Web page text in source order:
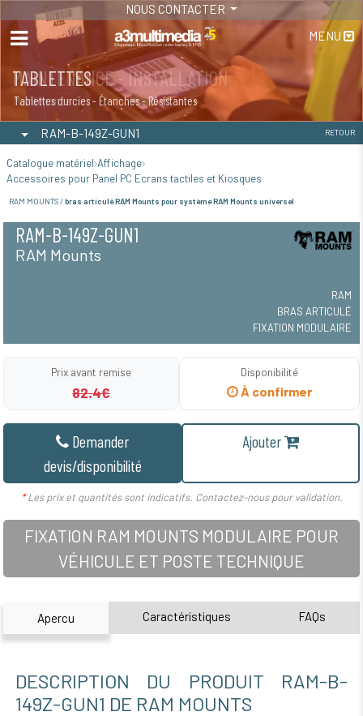
NOUS CONTACTER
MENU
MAINTENANCE - INSTALLATION
Maintenance
TABLETTES
Tablettes durcies - Étanches - Résistantes
RAM-B-149Z-GUN1 RETOUR
Catalogue matériel Affichage
Accessoires pour Panel PC Ecrans tactiles et Kiosques
RAM MOUNTS / bras articulé RAM Mounts pour système RAM Mounts universel
RAM-B-149Z-GUN1
RAM Mounts
RAM
BRAS ARTICULÉ
FIXATION MODULAIRE
Prix avant remise
82.4€
Disponibilité
À confirmer
Demander
devis/disponibilité
Ajouter
*Les prix et quantités sont indicatifs. Contactez-nous pour validation.
FIXATION RAM MOUNTS MODULAIRE POUR
VÉHICULE ET POSTE TECHNIQUE
Apercu Caractéristiques FAQs
DESCRIPTION DU PRODUIT RAM-B-
149Z-GUN1 DE RAM MOUNTS